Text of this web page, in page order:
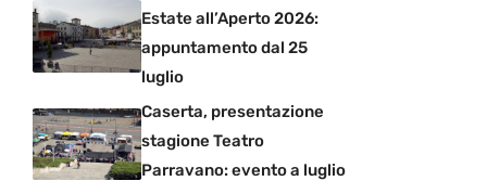
Estate all’Aperto 2026:
appuntamento dal 25
luglio
Caserta, presentazione
stagione Teatro
Parravano: evento a luglio